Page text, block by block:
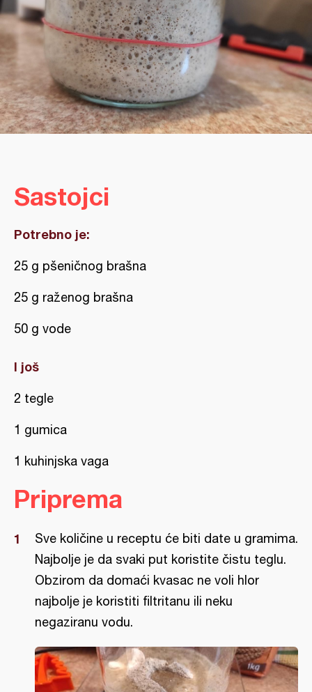
Sastojci
Potrebno je:
25 g pšeničnog brašna
25 g raženog brašna
50 g vode
I još
2 tegle
1 gumica
1 kuhinjska vaga
Priprema
Sve količine u receptu će biti date u gramima.
Najbolje je da svaki put koristite čistu teglu.
Obzirom da domaći kvasac ne voli hlor
najbolje je koristiti filtritanu ili neku
negaziranu vodu.